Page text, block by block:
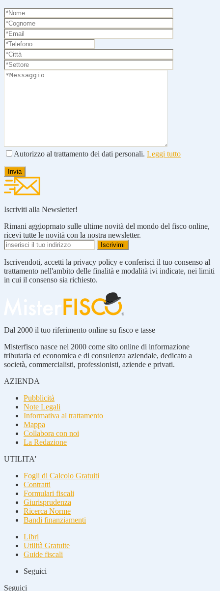
Autorizzo al trattamento dei dati personali. Leggi tutto
Iscriviti alla Newsletter!
Rimani aggioprnato sulle ultime novità del mondo del fisco online,
ricevi tutte le novità con la nostra newsletter.
Iscrivendoti, accetti la privacy policy e conferisci il tuo consenso al
trattamento nell'ambito delle finalità e modalità ivi indicate, nei limiti
in cui il consenso sia richiesto.
Dal 2000 il tuo riferimento online su fisco e tasse
Misterfisco nasce nel 2000 come sito online di informazione
tributaria ed economica e di consulenza aziendale, dedicato a
società, commercialisti, professionisti, aziende e privati.
AZIENDA
Pubblicità
Note Legali
Informativa al trattamento
Mappa
Collabora con noi
La Redazione
UTILITA'
Fogli di Calcolo Gratuiti
Contratti
Formulari fiscali
Giurisprudenza
Ricerca Norme
Bandi finanziamenti
Libri
Utilità Gratuite
Guide fiscali
Seguici
Seguici